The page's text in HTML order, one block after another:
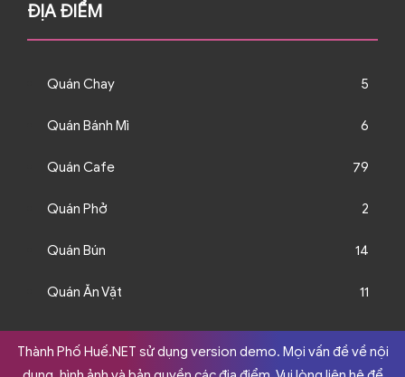
ĐỊA ĐIỂM
Quán Chay 5
Quán Bánh Mì 6
Quán Cafe 79
Quán Phở 2
Quán Bún 14
Quán Ăn Vặt 11
Thành Phố Huế.NET sử dụng version demo. Mọi vấn đề về nội